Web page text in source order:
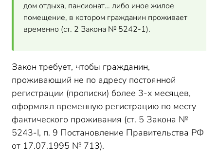
дом отдыха, пансионат… либо иное жилое
помещение, в котором гражданин проживает
временно (ст. 2 Закона № 5242-1).
Закон требует, чтобы гражданин,
проживающий не по адресу постоянной
регистрации (прописки) более 3-х месяцев,
оформлял временную регистрацию по месту
фактического проживания (ст. 5 Закона №
5243-I, п. 9 Постановление Правительства РФ
от 17.07.1995 № 713).